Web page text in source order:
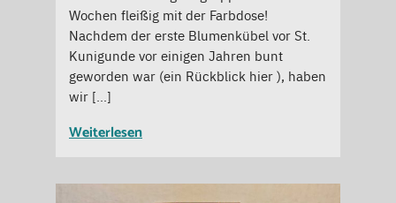
Wochen fleißig mit der Farbdose!
Nachdem der erste Blumenkübel vor St.
Kunigunde vor einigen Jahren bunt
geworden war (ein Rückblick hier ), haben
wir […]
Weiterlesen